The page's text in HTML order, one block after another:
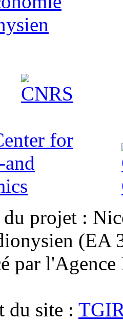
du projet :
par l'Agence
du site :